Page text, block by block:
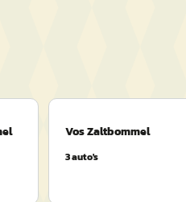
Vos Zaltbommel
3auto's